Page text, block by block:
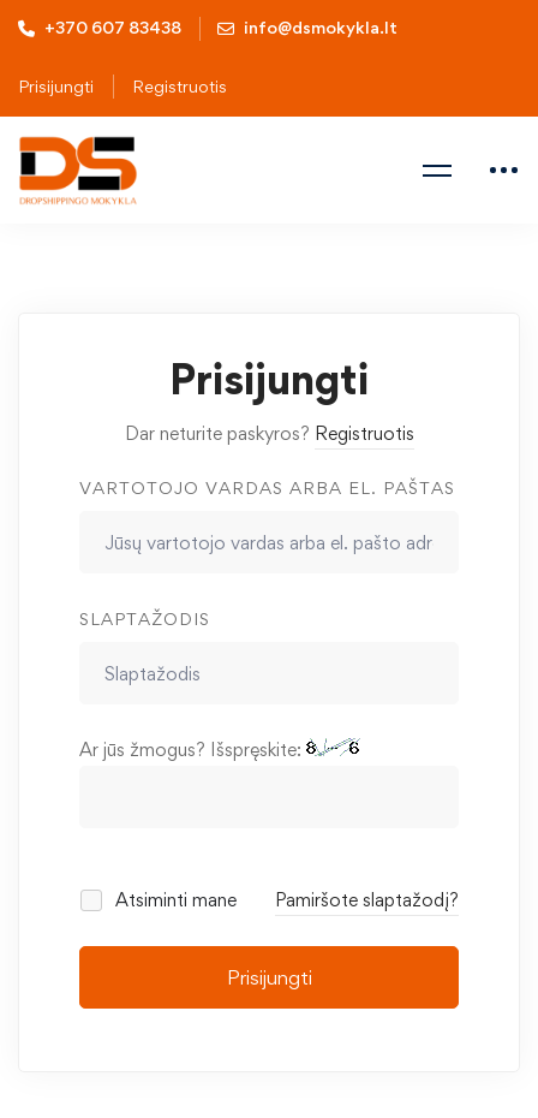
+370 607 83438 info@dsmokykla.lt
Prisijungti Registruotis
Prisijungti
Dar neturite paskyros? Registruotis
VARTOTOJO VARDAS ARBA EL. PAŠTAS
SLAPTAŽODIS
Ar jūs žmogus? Išspręskite:
Atsiminti mane Pamiršote slaptažodį?
Prisijungti